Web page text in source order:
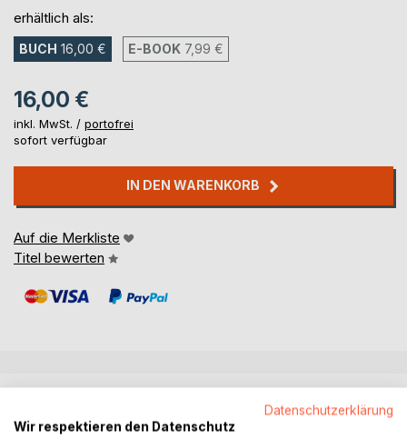
erhältlich als:
BUCH 16,00 € E-BOOK 7,99 €
16,00 €
inkl. MwSt. / portofrei
sofort verfügbar
IN DEN WARENKORB
Auf die Merkliste
Titel bewerten
Datenschutzerklärung
Wir respektieren den Datenschutz